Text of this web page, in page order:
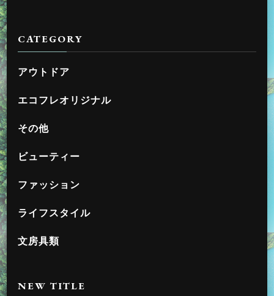
CATEGORY
アウトドア
エコフレオリジナル
その他
ビューティー
ファッション
ライフスタイル
文房具類
NEW TITLE